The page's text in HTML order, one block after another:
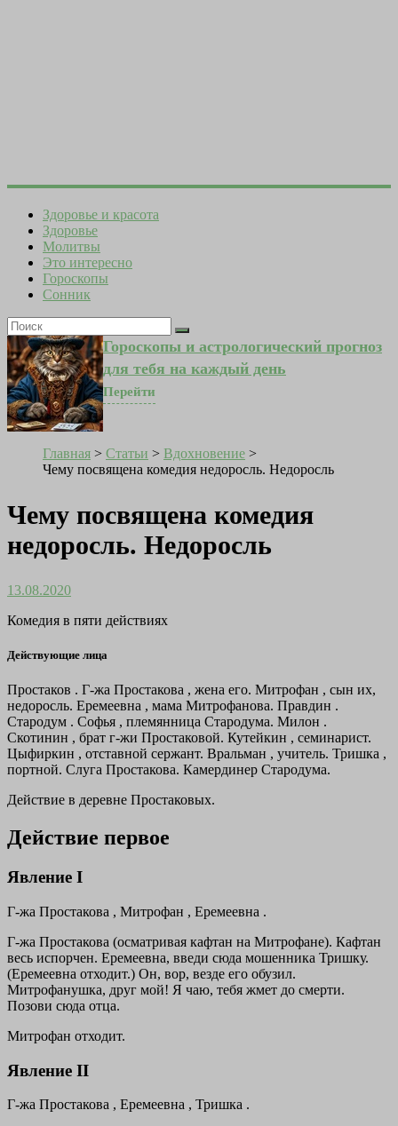
Здоровье и красота
Здоровье
Молитвы
Это интересно
Гороскопы
Сонник
Гороскопы и астрологический прогноз
для тебя на каждый день
Перейти
Главная > Статьи > Вдохновение >
Чему посвящена комедия недоросль. Недоросль
Чему посвящена комедия
недоросль. Недоросль
13.08.2020
Комедия в пяти действиях
Действующие лица
Простаков . Г-жа Простакова , жена его. Митрофан , сын их,
недоросль. Еремеевна , мама Митрофанова. Правдин .
Стародум . Софья , племянница Стародума. Милон .
Скотинин , брат г-жи Простаковой. Кутейкин , семинарист.
Цыфиркин , отставной сержант. Вральман , учитель. Тришка ,
портной. Слуга Простакова. Камердинер Стародума.
Действие в деревне Простаковых.
Действие первое
Явление I
Г-жа Простакова , Митрофан , Еремеевна .
Г-жа Простакова (осматривая кафтан на Митрофане). Кафтан
весь испорчен. Еремеевна, введи сюда мошенника Тришку.
(Еремеевна отходит.) Он, вор, везде его обузил.
Митрофанушка, друг мой! Я чаю, тебя жмет до смерти.
Позови сюда отца.
Митрофан отходит.
Явление II
Г-жа Простакова , Еремеевна , Тришка .